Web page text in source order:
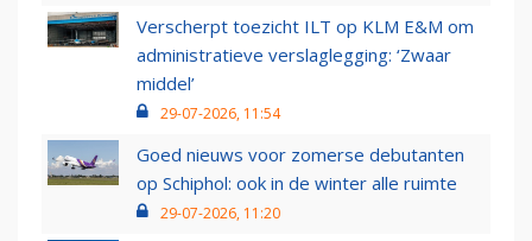
Verscherpt toezicht ILT op KLM E&M om
administratieve verslaglegging: ‘Zwaar
middel’
29-07-2026, 11:54
Goed nieuws voor zomerse debutanten
op Schiphol: ook in de winter alle ruimte
29-07-2026, 11:20